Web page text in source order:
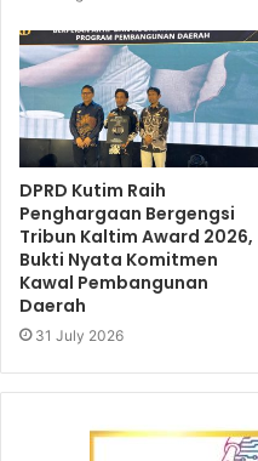
DPRD Kutim Raih
Penghargaan Bergengsi
Tribun Kaltim Award 2026,
Bukti Nyata Komitmen
Kawal Pembangunan
Daerah
31 July 2026